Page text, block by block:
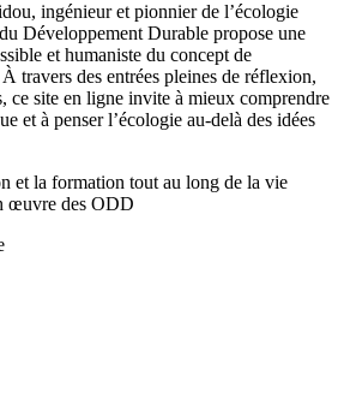
ingénieur et pionnier de l’écologie
Développement Durable propose une
et humaniste du concept de
travers des entrées pleines de réflexion,
ce site en ligne invite à mieux comprendre
et à penser l’écologie au-delà des idées
et la formation tout au long de la vie
œuvre des ODD